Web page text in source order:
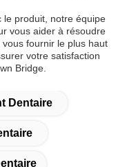
le produit, notre équipe
vous aider à résoudre
fournir le plus haut
votre satisfaction
Bridge.
Dentaire